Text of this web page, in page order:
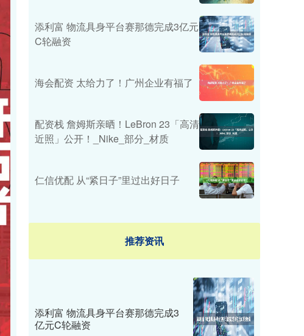
添利富 物流具身平台赛那德完成3亿元
C轮融资
海会配资 太给力了！广州企业有福了
配资栈 詹姆斯亲晒！LeBron 23「高清
近照」公开！_Nike_部分_材质
仁信优配 从“紧日子”里过出好日子
推荐资讯
添利富 物流具身平台赛那德完成3
亿元C轮融资